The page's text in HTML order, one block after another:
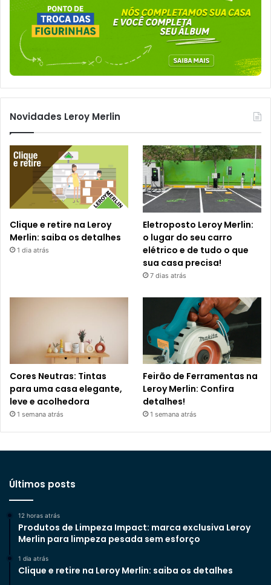
Novidades Leroy Merlin
Clique e retire na Leroy
Merlin: saiba os detalhes
1 dia atrás
Eletroposto Leroy Merlin:
o lugar do seu carro
elétrico e de tudo o que
sua casa precisa!
7 dias atrás
Cores Neutras: Tintas
para uma casa elegante,
leve e acolhedora
1 semana atrás
Feirão de Ferramentas na
Leroy Merlin: Confira
detalhes!
1 semana atrás
Últimos posts
12 horas atrás
Produtos de Limpeza Impact: marca exclusiva Leroy
Merlin para limpeza pesada sem esforço
1 dia atrás
Clique e retire na Leroy Merlin: saiba os detalhes